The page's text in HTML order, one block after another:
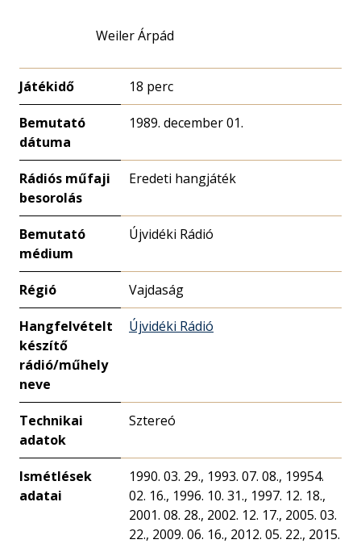
Weiler Árpád
Játékidő 18 perc
Bemutató
dátuma
1989. december 01.
Rádiós műfaji
besorolás
Eredeti hangjáték
Bemutató
médium
Újvidéki Rádió
Régió Vajdaság
Hangfelvételt
készítő
rádió/műhely
neve
Újvidéki Rádió
Technikai
adatok
Sztereó
Ismétlések
adatai
1990. 03. 29., 1993. 07. 08., 19954.
02. 16., 1996. 10. 31., 1997. 12. 18.,
2001. 08. 28., 2002. 12. 17., 2005. 03.
22., 2009. 06. 16., 2012. 05. 22., 2015.